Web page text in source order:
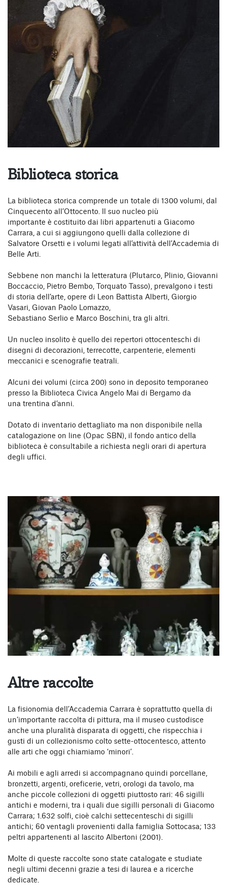
Biblioteca storica
La biblioteca storica comprende un totale di 1300 volumi, dal
Cinquecento all’Ottocento. Il suo nucleo più
importante è costituito dai libri appartenuti a Giacomo
Carrara, a cui si aggiungono quelli dalla collezione di
Salvatore Orsetti e i volumi legati all’attività dell’Accademia di
Belle Arti.
Sebbene non manchi la letteratura (Plutarco, Plinio, Giovanni
Boccaccio, Pietro Bembo, Torquato Tasso), prevalgono i testi
di storia dell’arte, opere di Leon Battista Alberti, Giorgio
Vasari, Giovan Paolo Lomazzo,
Sebastiano Serlio e Marco Boschini, tra gli altri.
Un nucleo insolito è quello dei repertori ottocenteschi di
disegni di decorazioni, terrecotte, carpenterie, elementi
meccanici e scenografie teatrali.
Alcuni dei volumi (circa 200) sono in deposito temporaneo
presso la Biblioteca Civica Angelo Mai di Bergamo da
una trentina d’anni.
Dotato di inventario dettagliato ma non disponibile nella
catalogazione on line (Opac SBN), il fondo antico della
biblioteca è consultabile a richiesta negli orari di apertura
degli uffici.
Altre raccolte
La fisionomia dell’Accademia Carrara è soprattutto quella di
un’importante raccolta di pittura, ma il museo custodisce
anche una pluralità disparata di oggetti, che rispecchia i
gusti di un collezionismo colto sette-ottocentesco, attento
alle arti che oggi chiamiamo ‘minori’.
Ai mobili e agli arredi si accompagnano quindi porcellane,
bronzetti, argenti, oreficerie, vetri, orologi da tavolo, ma
anche piccole collezioni di oggetti piuttosto rari: 46 sigilli
antichi e moderni, tra i quali due sigilli personali di Giacomo
Carrara; 1.632 solfi, cioè calchi settecenteschi di sigilli
antichi; 60 ventagli provenienti dalla famiglia Sottocasa; 133
peltri appartenenti al lascito Albertoni (2001).
Molte di queste raccolte sono state catalogate e studiate
negli ultimi decenni grazie a tesi di laurea e a ricerche
dedicate.